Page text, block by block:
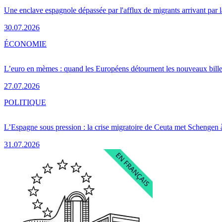
Une enclave espagnole dépassée par l'afflux de migrants arrivant par
30.07.2026
L’euro en mèmes : quand les Européens détournent les nouveaux
27.07.2026
ÉCONOMIE
L’Espagne sous pression : la crise migratoire de Ceuta met Schengen
31.07.2026
POLITIQUE